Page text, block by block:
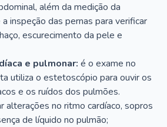
além da medição da
inspeção das pernas para verificar
escurecimento da pele e
e pulmonar: é o exame no
utiliza o estetoscópio para ouvir os
e os ruídos dos pulmões.
alterações no ritmo cardíaco, sopros
de líquido no pulmão;